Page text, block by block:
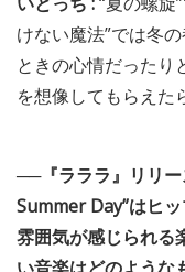
けない魔法”では冬
ときの心情だったり
を想像してもらえた
──『ラララ』リリー
Summer Day”はヒ
雰囲気が感じられる